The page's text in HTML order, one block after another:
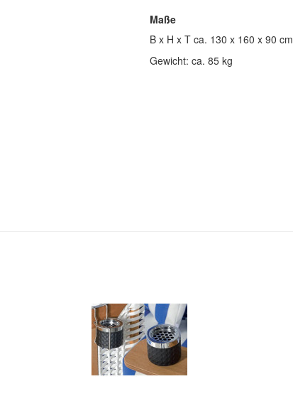
Maße
B x H x T ca. 130 x 160 x 90 cm
Gewicht: ca. 85 kg